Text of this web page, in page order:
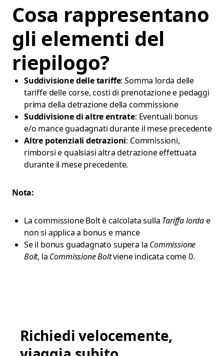
Cosa rappresentano
gli elementi del
riepilogo?
Suddivisione delle tariffe: Somma lorda delle
tariffe delle corse, costi di prenotazione e pedaggi
prima della detrazione della commissione
Suddivisione di altre entrate: Eventuali bonus
e/o mance guadagnati durante il mese precedente
Altre potenziali detrazioni: Commissioni,
rimborsi e qualsiasi altra detrazione effettuata
durante il mese precedente.
Nota:
La commissione Bolt è calcolata sulla Tariffa lordae
non si applica a bonus e mance
Se il bonus guadagnato supera la Commissione
Bolt, la Commissione Boltviene indicata come 0.
Richiedi velocemente,